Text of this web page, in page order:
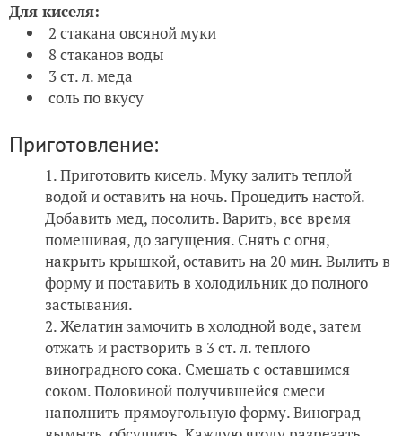
Для киселя:
2 стакана овсяной муки
8 стаканов воды
3 ст. л. меда
соль по вкусу
Приготовление:
Приготовить кисель. Муку залить теплой
водой и оставить на ночь. Процедить настой.
Добавить мед, посолить. Варить, все время
помешивая, до загущения. Снять с огня,
накрыть крышкой, оставить на 20 мин. Вылить в
форму и поставить в холодильник до полного
застывания.
Желатин замочить в холодной воде, затем
отжать и растворить в 3 ст. л. теплого
виноградного сока. Смешать с оставшимся
соком. Половиной получившейся смеси
наполнить прямоугольную форму. Виноград